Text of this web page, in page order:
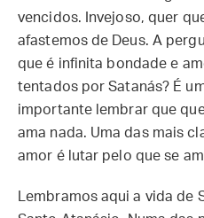
vencidos. Invejoso, quer
afastemos de Deus. A
que é infinita bondade e
tentados por Satanás? É
importante lembrar que
ama nada. Uma das mais
amor é lutar pelo que se
Lembramos aqui a vida